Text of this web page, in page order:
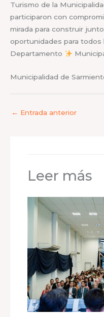
Turismo de la
participaron con
mirada para construir
oportunidades para
Departamento
Municipalidad de
← Entrada anterior
Leer más